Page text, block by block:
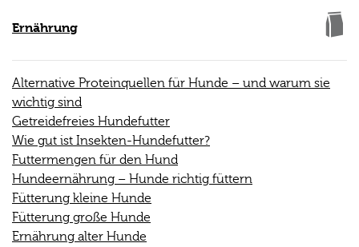
Ernährung
Alternative Proteinquellen für Hunde – und warum sie
wichtig sind
Getreidefreies Hundefutter
Wie gut ist Insekten-Hundefutter?
Futtermengen für den Hund
Hundeernährung – Hunde richtig füttern
Fütterung kleine Hunde
Fütterung große Hunde
Ernährung alter Hunde